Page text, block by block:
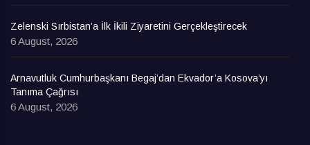
Zelenski Sırbistan’a İlk İkili Ziyaretini Gerçekleştirecek
6 August, 2026
Arnavutluk Cumhurbaşkanı Begaj’dan Ekvador’a Kosova’yı
Tanıma Çağrısı
6 August, 2026